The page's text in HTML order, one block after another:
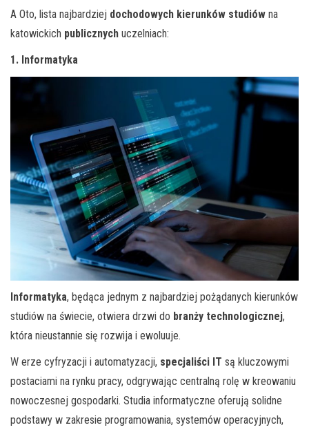
A Oto, lista najbardziej dochodowych kierunków studiów na
katowickich publicznych uczelniach:
1. Informatyka
Informatyka, będąca jednym z najbardziej pożądanych kierunków
studiów na świecie, otwiera drzwi do branży technologicznej,
która nieustannie się rozwija i ewoluuje.
W erze cyfryzacji i automatyzacji, specjaliści IT są kluczowymi
postaciami na rynku pracy, odgrywając centralną rolę w kreowaniu
nowoczesnej gospodarki. Studia informatyczne oferują solidne
podstawy w zakresie programowania, systemów operacyjnych,